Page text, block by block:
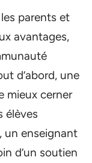
parents et
avantages,
d’abord, une
mieux cerner
élèves
un enseignant
d’un soutien